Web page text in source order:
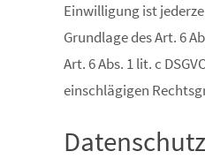
Einwilligung ist
Grundlage des Art. 6
Art. 6 Abs. 1 lit. c
einschlägigen